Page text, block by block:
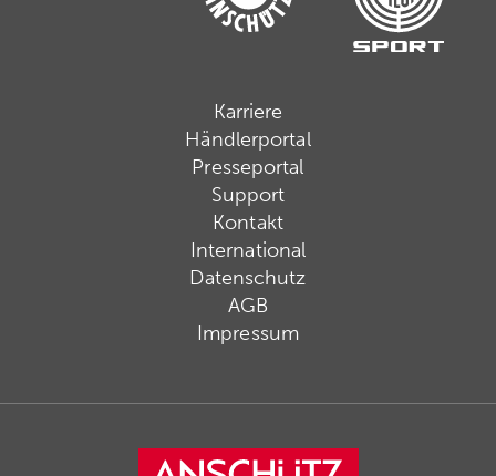
Karriere
Händlerportal
Presseportal
Support
Kontakt
International
Datenschutz
AGB
Impressum